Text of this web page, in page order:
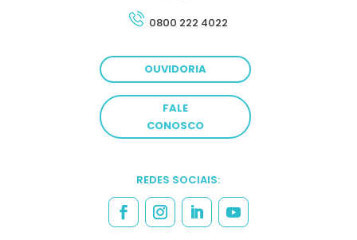
0800 222 4022
OUVIDORIA
FALE
CONOSCO
REDES SOCIAIS: